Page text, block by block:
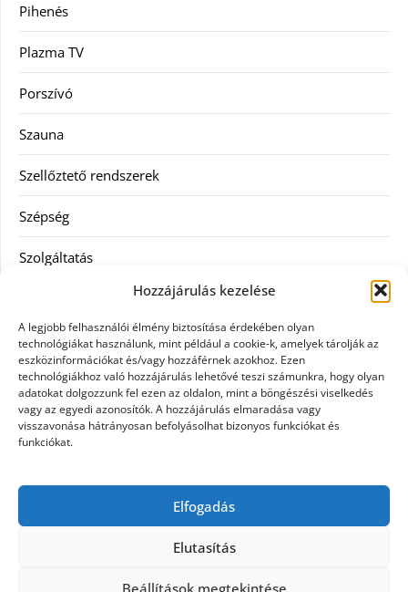
Hozzájárulás kezelése
A legjobb felhasználói élmény biztosítása érdekében olyan
technológiákat használunk, mint például a cookie-k, amelyek tárolják az
eszközinformációkat és/vagy hozzáférnek azokhoz. Ezen
technológiákhoz való hozzájárulás lehetővé teszi számunkra, hogy olyan
adatokat dolgozzunk fel ezen az oldalon, mint a böngészési viselkedés
vagy az egyedi azonosítók. A hozzájárulás elmaradása vagy
visszavonása hátrányosan befolyásolhat bizonyos funkciókat és
funkciókat.
Elfogadás
Elutasítás
Beállítások megtekintése
Pihenés
Plazma TV
Porszívó
Szauna
Szellőztető rendszerek
Szépség
Szolgáltatás
Televízió
Vásárlás
Webshop
general kivitelező